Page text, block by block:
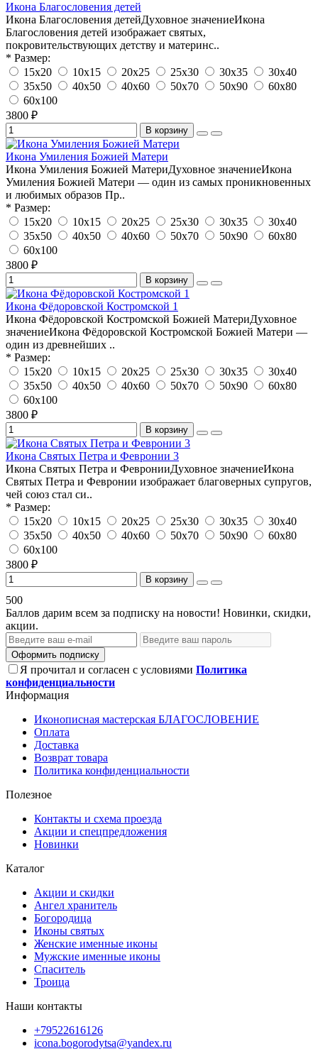
Икона Благословения детей
Икона Благословения детейДуховное значениеИкона
Благословения детей изображает святых,
покровительствующих детству и материнс..
* Размер:
15х20
10х15 20х25 25х30 30х35
30х40
35х50
40х50 40х60 50х70 50х90
60х80
60х100
3800 ₽
В корзину
Икона Умиления Божией Матери
Икона Умиления Божией МатериДуховное значениеИкона
Умиления Божией Матери — один из самых проникновенных
и любимых образов Пр..
* Размер:
15х20
10х15 20х25 25х30 30х35
30х40
35х50
40х50 40х60 50х70 50х90
60х80
60х100
3800 ₽
В корзину
Икона Фёдоровской Костромской 1
Икона Фёдоровской Костромской Божией МатериДуховное
значениеИкона Фёдоровской Костромской Божией Матери —
один из древнейших ..
* Размер:
15х20
10х15 20х25 25х30 30х35
30х40
35х50
40х50 40х60 50х70 50х90
60х80
60х100
3800 ₽
В корзину
Икона Святых Петра и Февронии 3
Икона Святых Петра и ФевронииДуховное значениеИкона
Святых Петра и Февронии изображает благоверных супругов,
чей союз стал си..
* Размер:
15х20
10х15 20х25 25х30 30х35
30х40
35х50
40х50 40х60 50х70 50х90
60х80
60х100
3800 ₽
В корзину
500
Баллов дарим всем за подписку на новости! Новинки, скидки,
акции.
Оформить подписку
Я прочитал и согласен с условиями Политика
конфиденциальности
Информация
Иконописная мастерская БЛАГОСЛОВЕНИЕ
Оплата
Доставка
Возврат товара
Политика конфиденциальности
Полезное
Контакты и схема проезда
Акции и спецпредложения
Новинки
Каталог
Акции и скидки
Ангел хранитель
Богородица
Иконы святых
Женские именные иконы
Мужские именные иконы
Спаситель
Троица
Наши контакты
+79522616126
icona.bogorodytsa@yandex.ru